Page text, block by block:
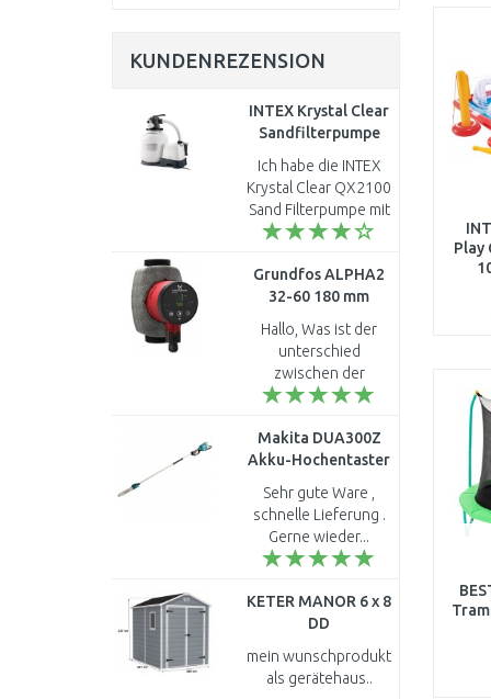
Play
KUNDENREZENSION
INTEX Krystal Clear
Sandfilterpumpe
mit Chlorinator
Familienpool Filter
Pool 10 m3/h 26680
Ich habe die INTEX
Krystal Clear QX2100
Sand Filterpumpe mit
chlorinator 6 m3/h
alte laute Geräusche
gemacht hat. Die..
Grundfos ALPHA2
32-60 180 mm
Umwälzpumpe
97914908
Hallo, Was ist der
unterschied
zwischen der
Grundfos 32 60 180
MFG ..
Makita DUA300Z
Akku-Hochentaster
Li-Ion Akku 2x18 V
Sehr gute Ware ,
schnelle Lieferung .
Gerne wieder...
KETER MANOR 6 x 8
DD
Kunststoffgerätehaus,
186 x 237 x 227 cm
17196659
mein wunschprodukt
als gerätehaus..